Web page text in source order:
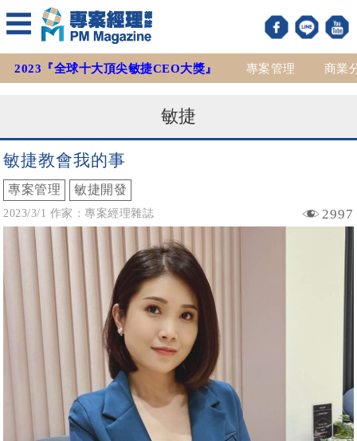
2023『全球十大頂尖敏捷CEO大獎』 專案管理 商業
敏捷
敏捷教會我的事
專案管理 敏捷開發
2023/3/1 作家：專案經理雜誌 2997